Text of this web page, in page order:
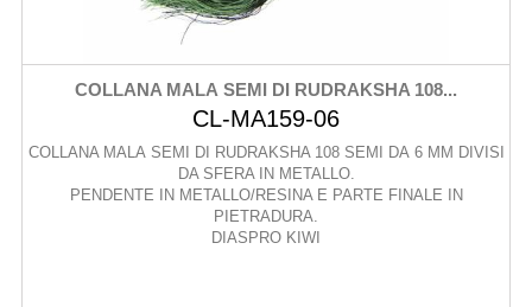
COLLANA MALA SEMI DI RUDRAKSHA 108...
CL-MA159-06
COLLANA MALA SEMI DI RUDRAKSHA 108 SEMI DA 6 MM DIVISI
DA SFERA IN METALLO.
PENDENTE IN METALLO/RESINA E PARTE FINALE IN
PIETRADURA.
DIASPRO KIWI